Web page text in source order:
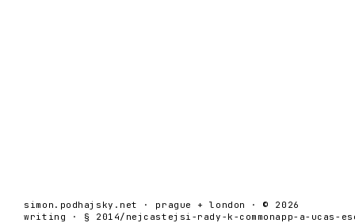
simon.podhajsky.net · prague + london · © 2026
writing · § 2014/nejcastejsi-rady-k-commonapp-a-ucas-